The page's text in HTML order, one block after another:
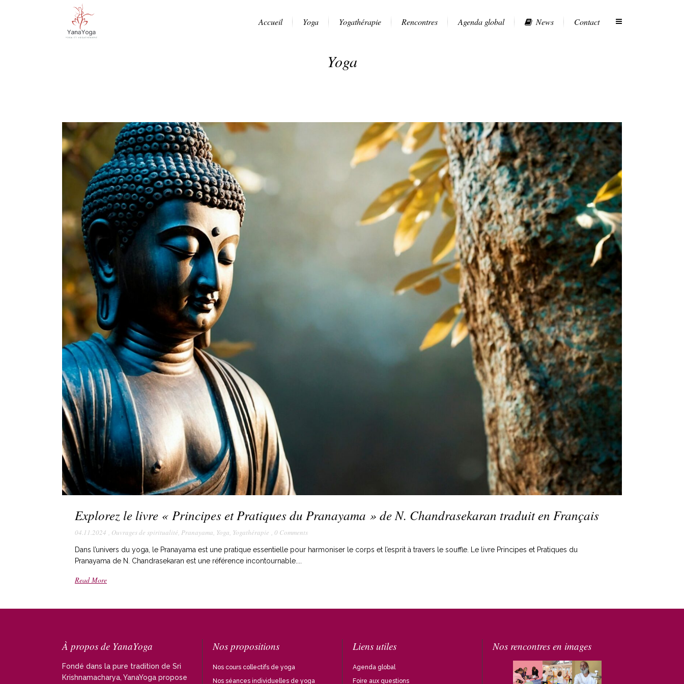
Accueil Yoga Yogathérapie Rencontres Agenda global News Contact
Yoga
Explorez le livre « Principes et Pratiques du Pranayama » de N. Chandrasekaran traduit en Français
04.11.2024 , Ouvrages de spiritualité, Pranayama, Yoga, Yogathérapie , 0 Comments
Dans l’univers du yoga, le Pranayama est une pratique essentielle pour harmoniser le corps et l’esprit à travers le souffle. Le livre Principes et Pratiques du
Pranayama de N. Chandrasekaran est une référence incontournable....
Read More
À propos de YanaYoga
Fondé dans la pure tradition de Sri
Krishnamacharya, YanaYoga propose
Nos propositions
Nos cours collectifs de yoga
Nos séances individuelles de yoga
Liens utiles
Agenda global
Foire aux questions
Nos rencontres en images